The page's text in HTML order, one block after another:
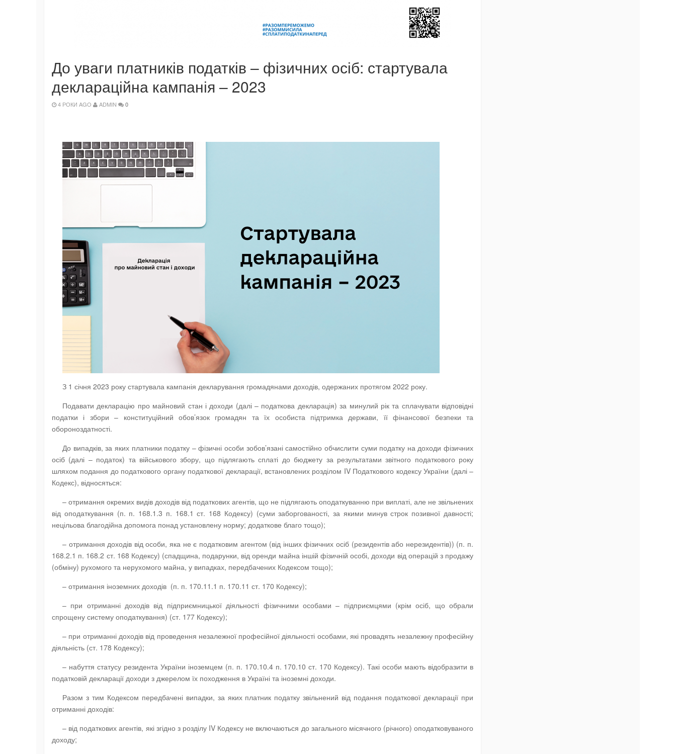
До уваги платників податків – фізичних осіб: стартувала
деклараційна кампанія – 2023
4 РОКИ AGO ADMIN 0
З 1 січня 2023 року стартувала кампанія декларування громадянами доходів, одержаних протягом 2022 року.
Подавати декларацію про майновий стан і доходи (далі – податкова декларація) за минулий рік та сплачувати відповідні
податки і збори – конституційний обов’язок громадян та їх особиста підтримка держави, її фінансової безпеки та
обороноздатності.
До випадків, за яких платники податку – фізичні особи зобов’язані самостійно обчислити суми податку на доходи фізичних
осіб (далі – податок) та військового збору, що підлягають сплаті до бюджету за результатами звітного податкового року
шляхом подання до податкового органу податкової декларації, встановлених розділом IV Податкового кодексу України (далі –
Кодекс), відносяться:
– отримання окремих видів доходів від податкових агентів, що не підлягають оподаткуванню при виплаті, але не звільнених
від оподаткування (п. п. 168.1.3 п. 168.1 ст. 168 Кодексу) (суми заборгованості, за якими минув строк позивної давності;
нецільова благодійна допомога понад установлену норму; додаткове благо тощо);
– отримання доходів від особи, яка не є податковим агентом (від інших фізичних осіб (резидентів або нерезидентів)) (п. п.
168.2.1 п. 168.2 ст. 168 Кодексу) (спадщина, подарунки, від оренди майна іншій фізичній особі, доходи від операцій з продажу
(обміну) рухомого та нерухомого майна, у випадках, передбачених Кодексом тощо);
– отримання іноземних доходів (п. п. 170.11.1 п. 170.11 ст. 170 Кодексу);
– при отриманні доходів від підприємницької діяльності фізичними особами – підприємцями (крім осіб, що обрали
спрощену систему оподаткування) (ст. 177 Кодексу);
– при отриманні доходів від проведення незалежної професійної діяльності особами, які провадять незалежну професійну
діяльність (ст. 178 Кодексу);
– набуття статусу резидента України іноземцем (п. п. 170.10.4 п. 170.10 ст. 170 Кодексу). Такі особи мають відобразити в
податковій декларації доходи з джерелом їх походження в Україні та іноземні доходи.
Разом з тим Кодексом передбачені випадки, за яких платник податку звільнений від подання податкової декларації при
отриманні доходів:
– від податкових агентів, які згідно з розділу IV Кодексу не включаються до загального місячного (річного) оподатковуваного
доходу;